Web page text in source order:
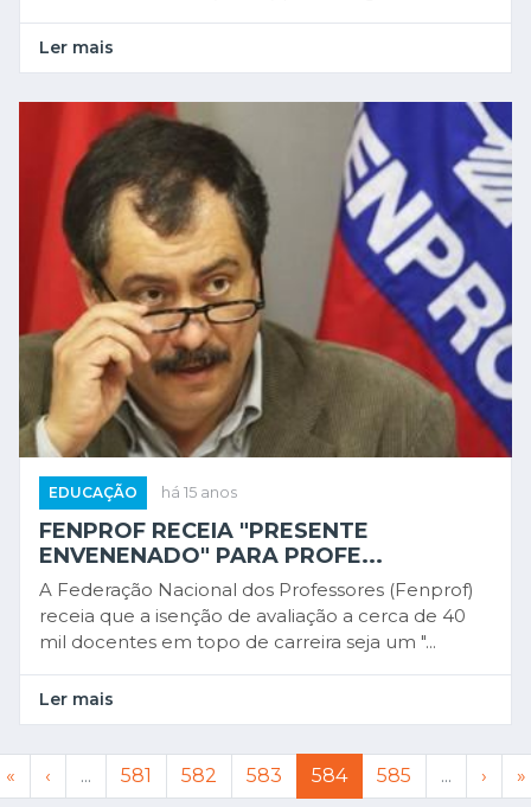
Ler mais
EDUCAÇÃO há 15 anos
FENPROF RECEIA "PRESENTE
ENVENENADO" PARA PROFE...
A Federação Nacional dos Professores (Fenprof)
receia que a isenção de avaliação a cerca de 40
mil docentes em topo de carreira seja um "...
Ler mais
« ‹ ... 581 582 583 584 585 ... › »